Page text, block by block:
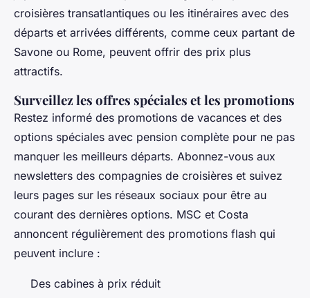
croisières transatlantiques ou les itinéraires avec des
départs et arrivées différents, comme ceux partant de
Savone ou Rome, peuvent offrir des prix plus
attractifs.
Surveillez les offres spéciales et les promotions
Restez informé des promotions de vacances et des
options spéciales avec pension complète pour ne pas
manquer les meilleurs départs. Abonnez-vous aux
newsletters des compagnies de croisières et suivez
leurs pages sur les réseaux sociaux pour être au
courant des dernières options. MSC et Costa
annoncent régulièrement des promotions flash qui
peuvent inclure :
Des cabines à prix réduit